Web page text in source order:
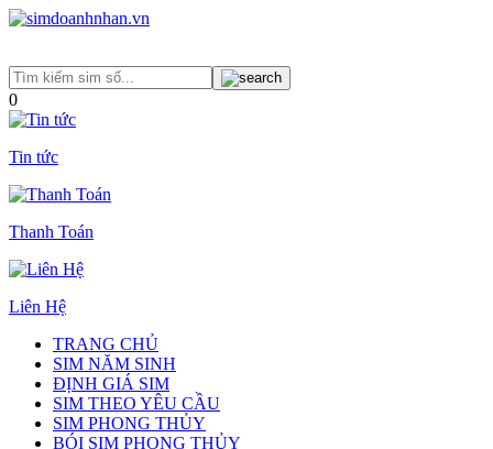
0
Tin tức
Thanh Toán
Liên Hệ
TRANG CHỦ
SIM NĂM SINH
ĐỊNH GIÁ SIM
SIM THEO YÊU CẦU
SIM PHONG THỦY
BÓI SIM PHONG THỦY